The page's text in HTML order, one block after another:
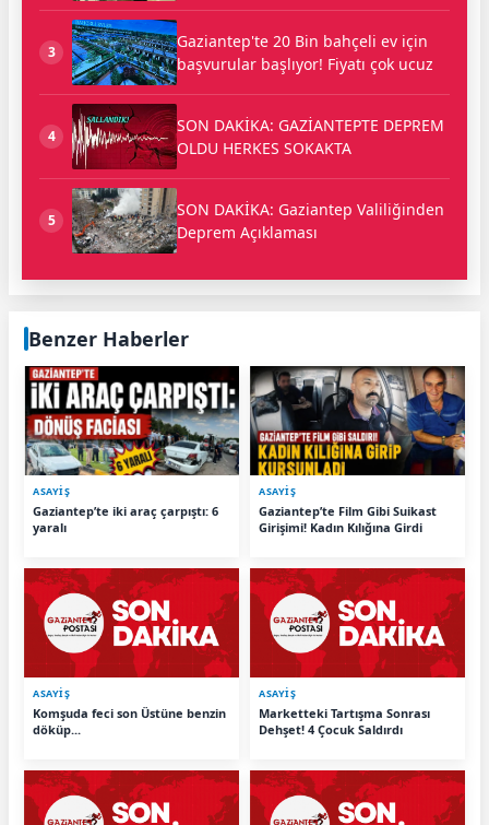
3
Gaziantep'te 20 Bin bahçeli ev için
başvurular başlıyor! Fiyatı çok ucuz
4
SON DAKİKA: GAZİANTEPTE DEPREM
OLDU HERKES SOKAKTA
5
SON DAKİKA: Gaziantep Valiliğinden
Deprem Açıklaması
Benzer Haberler
ASAYİŞ
Gaziantep’te iki araç çarpıştı: 6
yaralı
ASAYİŞ
Gaziantep’te Film Gibi Suikast
Girişimi! Kadın Kılığına Girdi
ASAYİŞ
Komşuda feci son Üstüne benzin
döküp...
ASAYİŞ
Marketteki Tartışma Sonrası
Dehşet! 4 Çocuk Saldırdı